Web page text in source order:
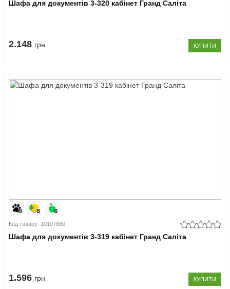
Шафа для документів 3-320 кабінет Гранд Саліта
2.148 грн КУПИТИ
Код товару: 10107880
Шафа для документів 3-319 кабінет Гранд Саліта
1.596 грн КУПИТИ